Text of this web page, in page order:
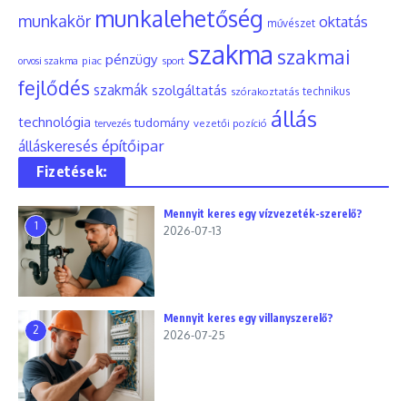
munkakör munkalehetőség művészet oktatás
orvosi szakma piac pénzügy sport szakma szakmai
fejlődés szakmák szolgáltatás szórakoztatás technikus
technológia tervezés tudomány vezetői pozíció állás
álláskeresés építőipar
Fizetések:
1
Mennyit keres egy vízvezeték-szerelő?
2026-07-13
2
Mennyit keres egy villanyszerelő?
2026-07-25